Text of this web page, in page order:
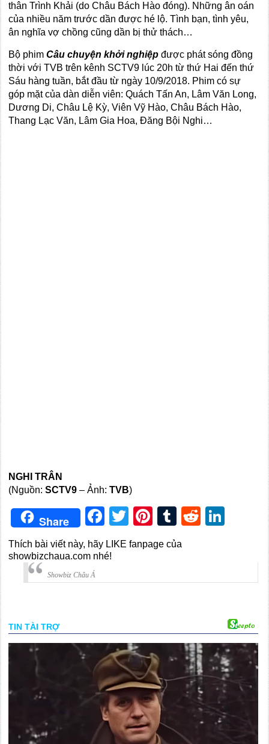
thân Trình Khải (do Châu Bách Hào đóng). Những ân oán
của nhiều năm trước dần được hé lộ. Tình bạn, tình yêu,
ân nghĩa vợ chồng cũng dần bị thử thách…
Bộ phimCâu chuyện khởi nghiệpđược phát sóng đồng
thời với TVB trên kênh SCTV9 lúc 20h từ thứ Hai đến thứ
Sáu hàng tuần, bắt đầu từ ngày 10/9/2018. Phim có sự
góp mặt của dàn diễn viên: Quách Tấn An, Lâm Văn Long,
Dương Di, Châu Lệ Kỳ, Viên Vỹ Hào, Châu Bách Hào,
Thang Lạc Văn, Lâm Gia Hoa, Đăng Bội Nghi…
NGHI TRÂN
(Nguồn:SCTV9 – Ảnh:TVB)
Share Facebook
TwitterPinterest
TumblrReddit
Thích bài viết này, hãy LIKE fanpage của
showbizchaua.com nhé!
Showbiz Châu Á